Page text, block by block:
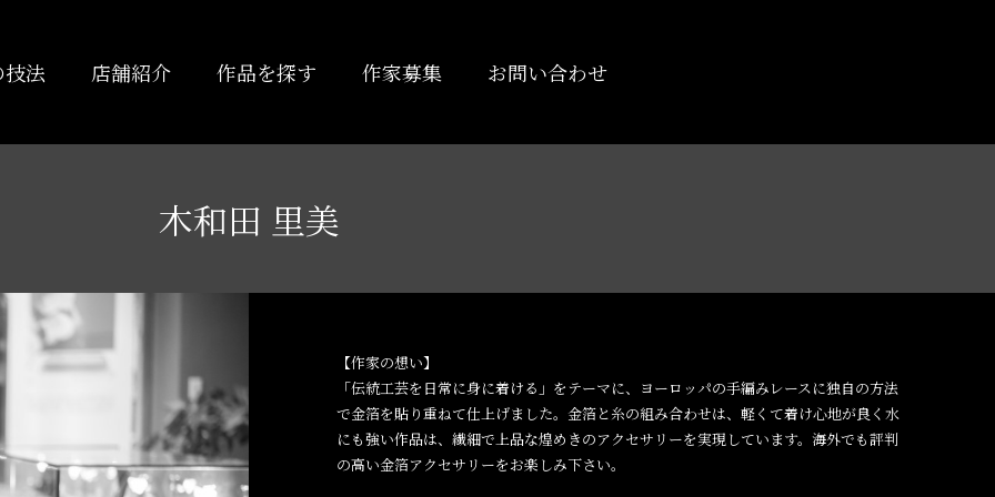
法 店舗紹介 作品を探す 作家募集 お問い合わせ
木和田 里美
【作家の想い】
「伝統工芸を日常に身に着ける」をテーマに、ヨーロッパの手編みレースに独自の方法
で金箔を貼り重ねて仕上げました。金箔と糸の組み合わせは、軽くて着け心地が良く水
にも強い作品は、繊細で上品な煌めきのアクセサリーを実現しています。海外でも評判
の高い金箔アクセサリーをお楽しみ下さい。